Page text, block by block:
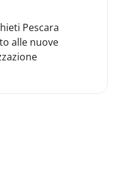
Pescara
alle nuove